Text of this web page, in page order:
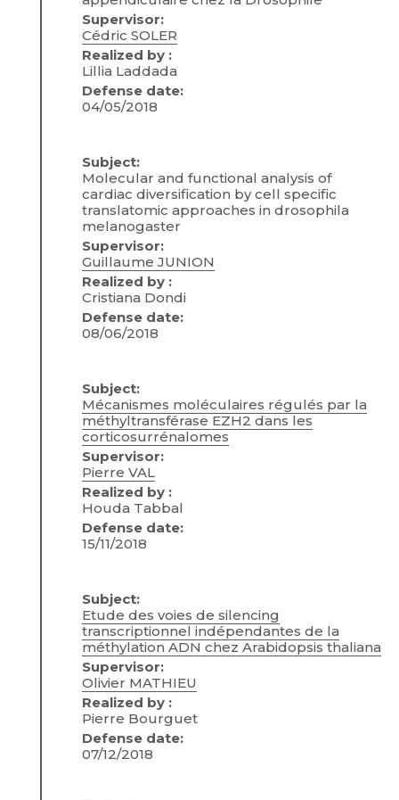
Supervisor:
Cédric SOLER
Realized by :
Lillia Laddada
Defense date:
04/05/2018
Subject:
Molecular and functional analysis of
cardiac diversification by cell specific
translatomic approaches in drosophila
melanogaster
Supervisor:
Guillaume JUNION
Realized by :
Cristiana Dondi
Defense date:
08/06/2018
Subject:
Mécanismes moléculaires régulés par la
méthyltransférase EZH2 dans les
corticosurrénalomes
Supervisor:
Pierre VAL
Realized by :
Houda Tabbal
Defense date:
15/11/2018
Subject:
Etude des voies de silencing
transcriptionnel indépendantes de la
méthylation ADN chez Arabidopsis thaliana
Supervisor:
Olivier MATHIEU
Realized by :
Pierre Bourguet
Defense date:
07/12/2018